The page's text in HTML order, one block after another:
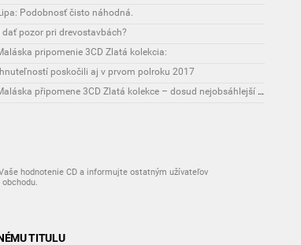
Podobnosť čisto náhodná.
pozor pri drevostavbách?
pripomenie 3CD Zlatá kolekcia:
poskočili aj v prvom polroku 2017
Novinky: Osobnost Jiřího Maláska připomene 3CD Zlatá kolekce – dosud nejobsáhlejší soubor nahrávek legendárního umělce!
hodnotenie CD a informujte ostatným užívateľov
TITULU